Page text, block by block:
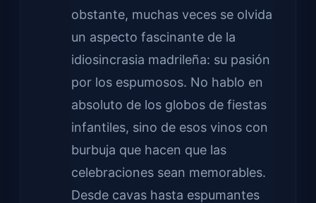
obstante, muchas veces se olvida
un aspecto fascinante de la
idiosincrasia madrileña: su pasión
por los espumosos. No hablo en
absoluto de los globos de fiestas
infantiles, sino de esos vinos con
burbuja que hacen que las
celebraciones sean memorables.
Desde cavas hasta espumantes